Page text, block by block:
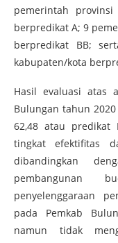
pemerintah
berpredikat A; 9
berpredikat BB;
kabupaten/kota
Hasil evaluasi atas
Bulungan tahun
62,48 atau predikat
tingkat efektifitas
dibandingkan
pembangunan
penyelenggaraan
pada Pemkab
namun tidak